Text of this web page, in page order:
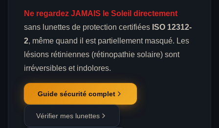
Ne regardez JAMAIS le Soleil directement
sans lunettes de protection certifiées ISO 12312-
2, même quand il est partiellement masqué. Les
lésions rétiniennes (rétinopathie solaire) sont
irréversibles et indolores.
Guide sécurité complet
Vérifier mes lunettes